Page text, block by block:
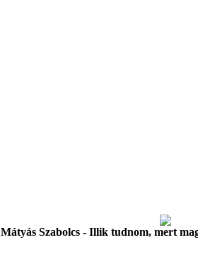
Mátyás Szabolcs - Illik tudnom, mert